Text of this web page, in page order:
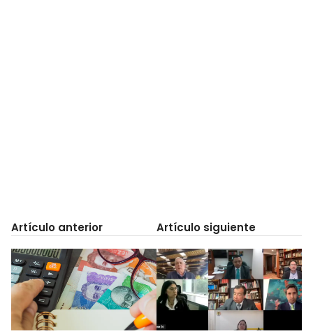
Artículo anterior Artículo siguiente